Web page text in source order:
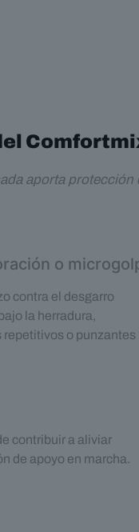
aporta
o
contra el desgarro
la herradura,
o punzantes
contribuir a aliviar
de apoyo en marcha.